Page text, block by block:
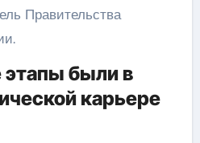
Правительства
были в
карьере